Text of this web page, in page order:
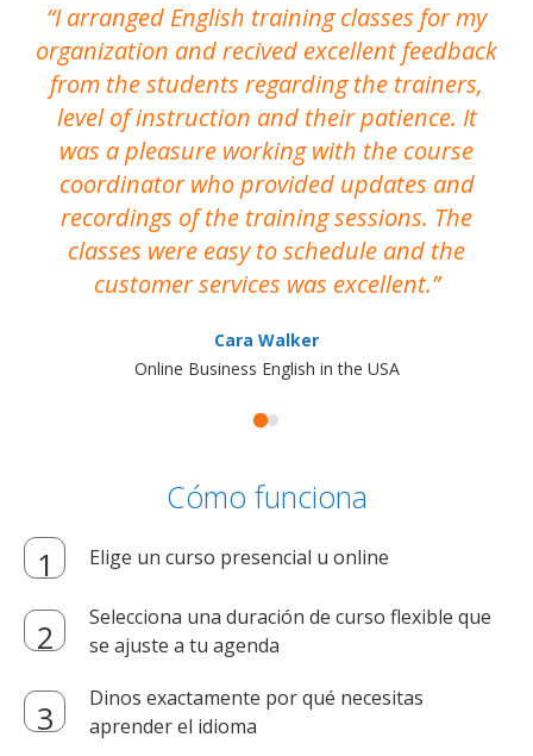
I arranged English training classes for my
organization and recived excellent feedback
from the students regarding the trainers,
level of instruction and their patience. It
was a pleasure working with the course
coordinator who provided updates and
recordings of the training sessions. The
classes were easy to schedule and the
customer services was excellent.
Cara Walker
Online Business English in the USA
Cómo funciona
Elige un curso presencial u online
Selecciona una duración de curso flexible que
se ajuste a tu agenda
Dinos exactamente por qué necesitas
aprender el idioma